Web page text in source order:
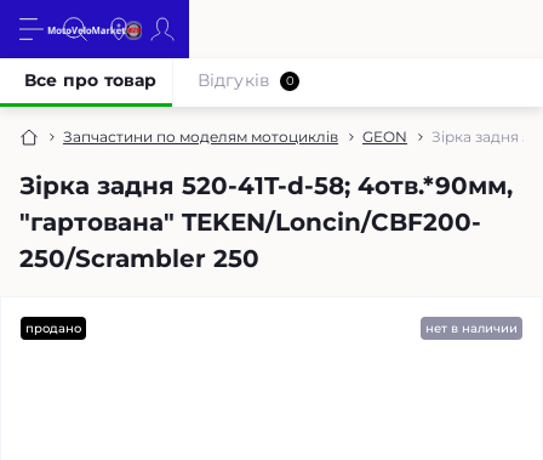
Запчастини по моделям мотоциклів GEON Зірка задня
Зірка задня 520-41T-d-58; 4отв.*90мм,
"гартована" TEKEN/Loncin/CBF200-
250/Scrambler 250
Все про товар Відгуків 0
продано нет в наличии